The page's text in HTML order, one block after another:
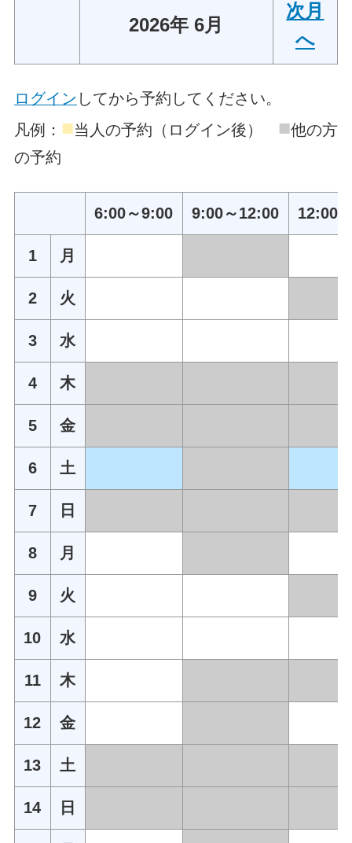
2026年 6月
次月
へ
ログイン してから予約してください。
凡例： ■当人の予約（ログイン後） ■他の方
の予約
6:00～9:00 9:00～12:00 12:00
1 月
2 火
3 水
4 木
5 金
6 土
7 日
8 月
9 火
10 水
11 木
12 金
13 土
14 日